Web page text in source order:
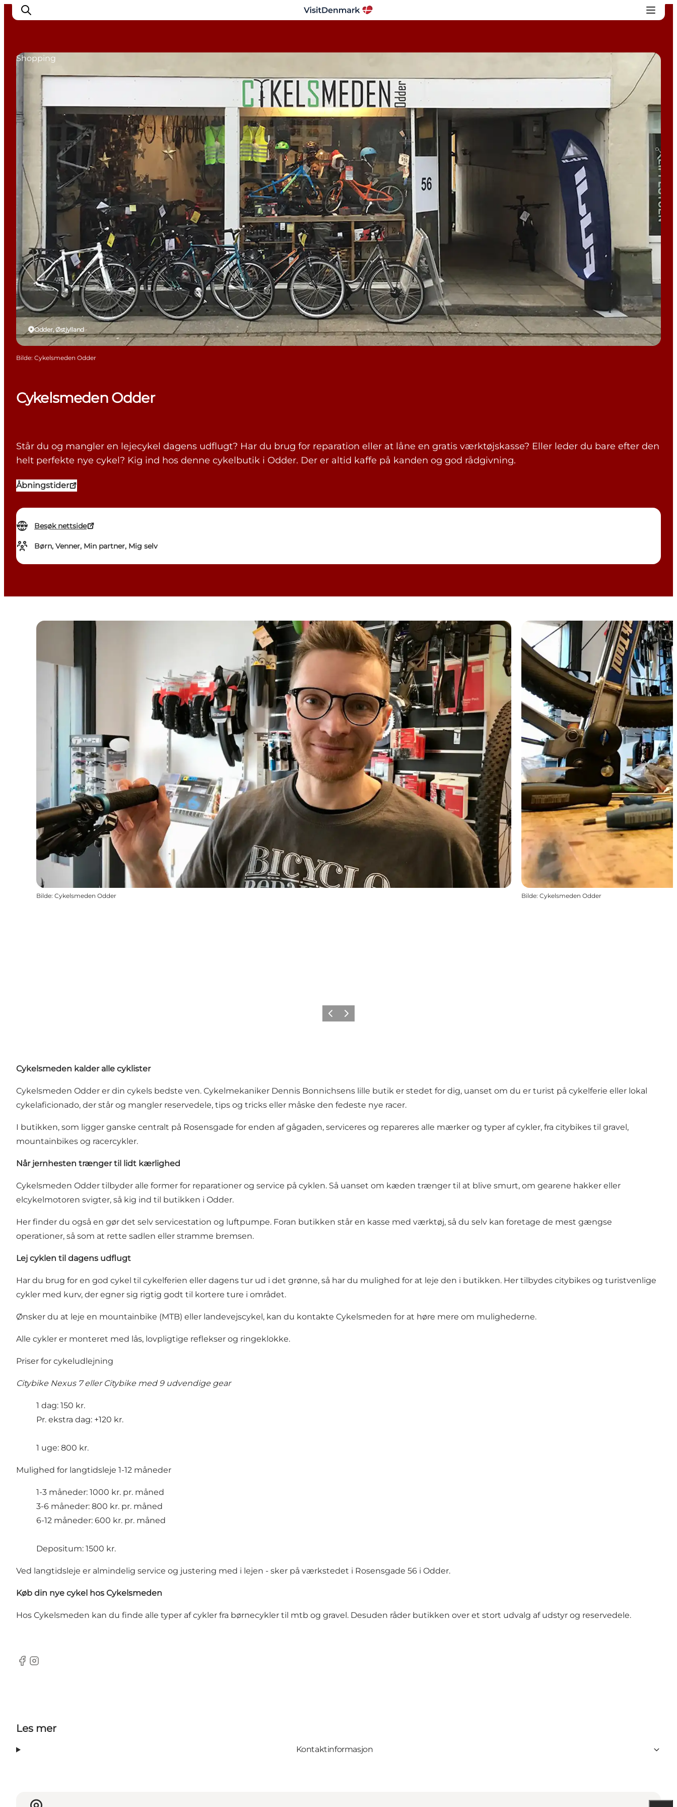
Inspirasjon
Reisemål
Aktiviteter
Overnatting
Planlegg reisen
Cykelsmeden Odder
Står du og mangler en lejecykel dagens udflugt? Har du brug for reparation eller at låne en gratis værktøjskasse? Eller leder du bare efter den
helt perfekte nye cykel? Kig ind hos denne cykelbutik i Odder. Der er altid kaffe på kanden og god rådgivning.
Åbningstider
Besøk nettside
Børn, Venner, Min partner, Mig selv
Odder, Østjylland
Shopping
Bilde: Cykelsmeden Odder
Bilde: Cykelsmeden Odder Bilde: Cykelsmeden Odder
ForrigeNeste
Cykelsmeden kalder alle cyklister
Cykelsmeden Odder er din cykels bedste ven. Cykelmekaniker Dennis Bonnichsens lille butik er stedet for dig, uanset om du er turist på cykelferie eller lokal
cykelaficionado, der står og mangler reservedele, tips og tricks eller måske den fedeste nye racer.
I butikken, som ligger ganske centralt på Rosensgade for enden af gågaden, serviceres og repareres alle mærker og typer af cykler, fra citybikes til gravel,
mountainbikes og racercykler.
Når jernhesten trænger til lidt kærlighed
Cykelsmeden Odder tilbyder alle former for reparationer og service på cyklen. Så uanset om kæden trænger til at blive smurt, om gearene hakker eller
elcykelmotoren svigter, så kig ind til butikken i Odder.
Her finder du også en gør det selv servicestation og luftpumpe. Foran butikken står en kasse med værktøj, så du selv kan foretage de mest gængse
operationer, så som at rette sadlen eller stramme bremsen.
Lej cyklen til dagens udflugt
Har du brug for en god cykel til cykelferien eller dagens tur ud i det grønne, så har du mulighed for at leje den i butikken. Her tilbydes citybikes og turistvenlige
cykler med kurv, der egner sig rigtig godt til kortere ture i området.
Ønsker du at leje en mountainbike (MTB) eller landevejscykel, kan du kontakte Cykelsmeden for at høre mere om mulighederne.
Alle cykler er monteret med lås, lovpligtige reflekser og ringeklokke.
Priser for cykeludlejning
Citybike Nexus 7 eller Citybike med 9 udvendige gear
1 dag: 150 kr.
Pr. ekstra dag: +120 kr.
1 uge: 800 kr.
Mulighed for langtidsleje 1-12 måneder
1-3 måneder: 1000 kr. pr. måned
3-6 måneder: 800 kr. pr. måned
6-12 måneder: 600 kr. pr. måned
Depositum: 1500 kr.
Ved langtidsleje er almindelig service og justering med i lejen - sker på værkstedet i Rosensgade 56 i Odder.
Køb din nye cykel hos Cykelsmeden
Hos Cykelsmeden kan du finde alle typer af cykler fra børnecykler til mtb og gravel. Desuden råder butikken over et stort udvalg af udstyr og reservedele.
Facebook
Instagram
Les mer
Kontaktinformasjon